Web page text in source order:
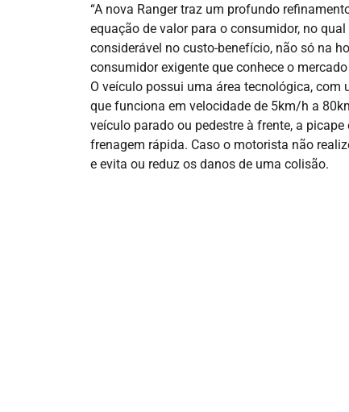
“A nova Ranger traz um profundo
equação de valor para o consumidor, no
considerável no custo-benefício, não só na
consumidor exigente que conhece o
O veículo possui uma área tecnológica,
que funciona em velocidade de 5km/h a
veículo parado ou pedestre à frente, a
frenagem rápida. Caso o motorista não
e evita ou reduz os danos de uma colisão.